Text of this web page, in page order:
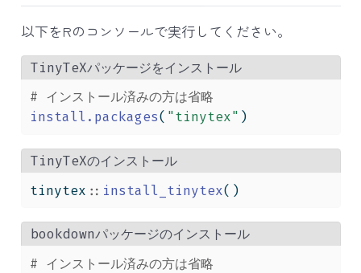
以下をRのコンソールで実行してください。
TinyTeXパッケージをインストール
# インストール済みの方は省略
install.packages( "tinytex" )
TinyTeXのインストール
tinytex :: install_tinytex()
bookdownパッケージのインストール
# インストール済みの方は省略